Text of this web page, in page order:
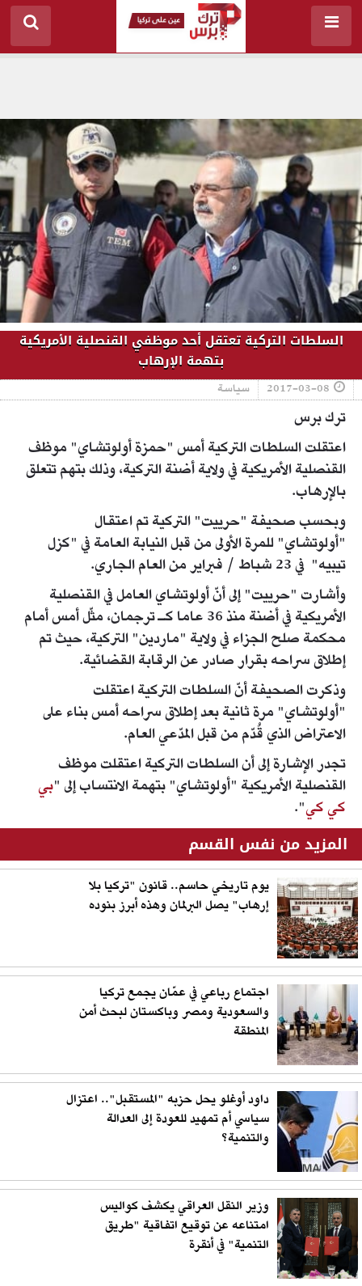
السلطات التركية تعتقل أحد موظفي القنصلية الأمريكية
بتهمة الإرهاب
2017-03-08 سياسة
ترك برس
اعتقلت السلطات التركية أمس "حمزة أولوتشاي" موظف
القنصلية الأمريكية في ولاية أضنة التركية، وذلك بتهم تتعلق
بالإرهاب.
وبحسب صحيفة "حرييت" التركية تم اعتقال
"أولوتشاي" للمرة الأولى من قبل النيابة العامة في "كزل
تيبيه" في 23 شباط / فبراير من العام الجاري.
وأشارت "حرييت" إلى أنّ أولوتشاي العامل في القنصلية
الأمريكية في أضنة منذ 36 عاما كـ ترجمان، مثّل أمس أمام
محكمة صلح الجزاء في ولاية "ماردين" التركية، حيث تم
إطلاق سراحه بقرار صادر عن الرقابة القضائية.
وذكرت الصحيفة أنّ السلطات التركية اعتقلت
"أولوتشاي" مرة ثانية بعد إطلاق سراحه أمس بناء على
الاعتراض الذي قُدّم من قبل المدّعي العام.
تجدر الإشارة إلى أن السلطات التركية اعتقلت موظف
القنصلية الأمريكية "أولوتشاي" بتهمة الانتساب إلى "بي
كي كي".
المزيد من نفس القسم
يوم تاريخي حاسم.. قانون "تركيا بلا
إرهاب" يصل البرلمان وهذه أبرز بنوده
اجتماع رباعي في عمّان يجمع تركيا
والسعودية ومصر وباكستان لبحث أمن
المنطقة
داود أوغلو يحل حزبه "المستقبل".. اعتزال
سياسي أم تمهيد للعودة إلى العدالة
والتنمية؟
وزير النقل العراقي يكشف كواليس
امتناعه عن توقيع اتفاقية "طريق
التنمية" في أنقرة